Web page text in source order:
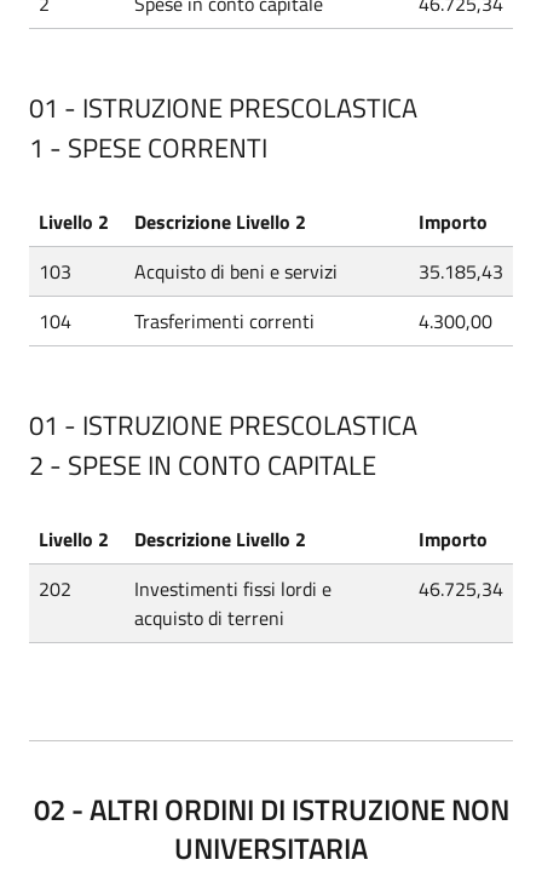
01 - ISTRUZIONE PRESCOLASTICA
1 - SPESE CORRENTI
Livello 2 Descrizione Livello 2
Importo
103
Acquisto di beni e servizi
35.185,43
104
Trasferimenti correnti 4.300,00
01 - ISTRUZIONE PRESCOLASTICA
2 - SPESE IN CONTO CAPITALE
Livello 2 Descrizione Livello 2
Importo
202
Investimenti fissi lordi e
acquisto di terreni
46.725,34
02 - ALTRI ORDINI DI ISTRUZIONE NON
UNIVERSITARIA